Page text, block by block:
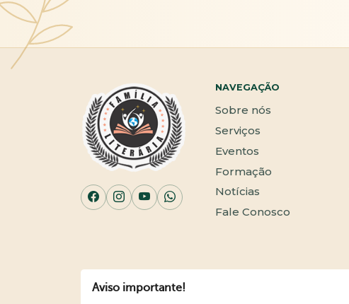
NAVEGAÇÃO
Sobre nós
Serviços
Eventos
Formação
Notícias
Fale Conosco
Aviso importante!